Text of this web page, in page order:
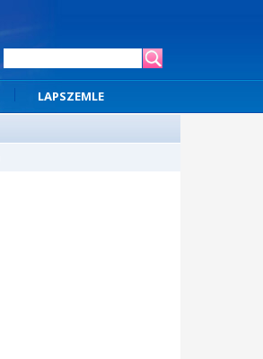
LAPSZEMLE